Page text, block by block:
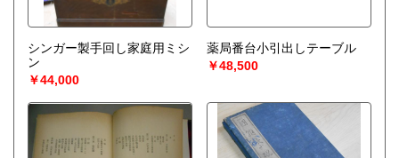
シンガー製手回し家庭用ミシ
ン
￥44,000
薬局番台小引出しテーブル
￥48,500